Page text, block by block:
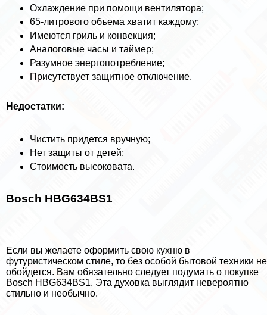
Охлаждение при помощи вентилятора;
65-литрового объема хватит каждому;
Имеются гриль и конвекция;
Аналоговые часы и таймер;
Разумное энергопотрeбление;
Присутствует защитное отключение.
Недостатки:
Чистить придется вручную;
Нет защиты от детей;
Стоимость высоковата.
Bosch HBG634BS1
Если вы желаете оформить свою кухню в
футуристическом стиле, то без особой бытовой техники не
обойдется. Вам обязательно следует подумать о покупке
Bosch HBG634BS1. Эта духовка выглядит невероятно
стильно и необычно.